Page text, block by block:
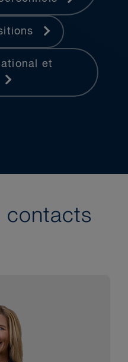
et
contacts